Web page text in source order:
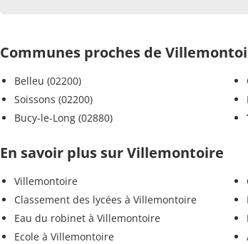
Communes proches de
Belleu (02200)
Soissons (02200)
Bucy-le-Long (02880)
En savoir plus sur Villemontoire
Villemontoire
Classement des lycées à Villemontoire
Eau du robinet à Villemontoire
Ecole à Villemontoire